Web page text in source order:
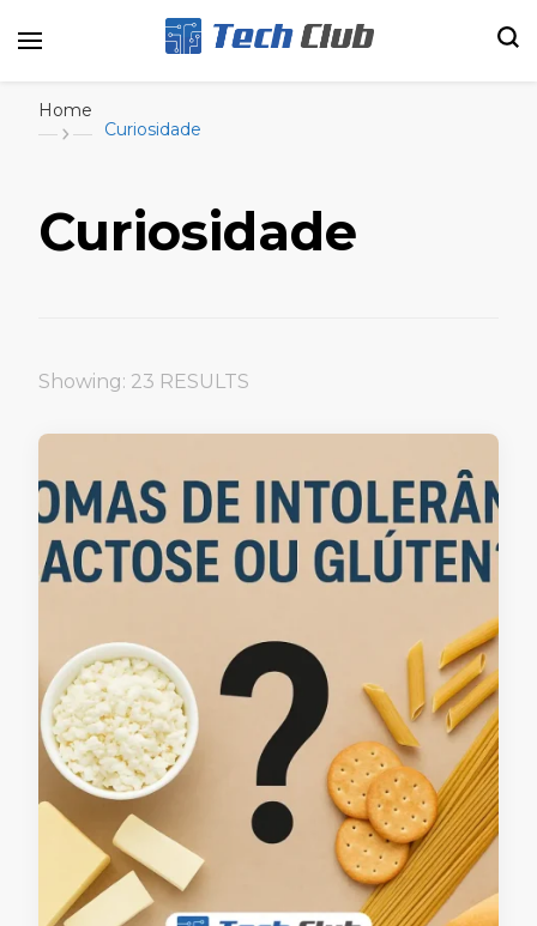
Home
Curiosidade
Curiosidade
Showing: 23 RESULTS